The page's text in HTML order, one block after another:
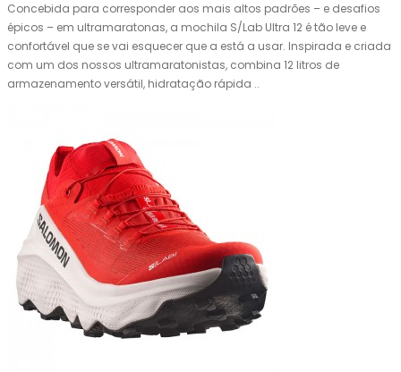
Concebida para corresponder aos mais altos padrões – e desafios
épicos – em ultramaratonas, a mochila S/Lab Ultra 12 é tão leve e
confortável que se vai esquecer que a está a usar. Inspirada e criada
com um dos nossos ultramaratonistas, combina 12 litros de
armazenamento versátil, hidratação rápida ..